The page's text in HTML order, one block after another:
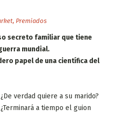
, Premiados
secreto familiar que tiene
mundial.
papel de una científica del
verdad quiere a su marido?
a tiempo el guion